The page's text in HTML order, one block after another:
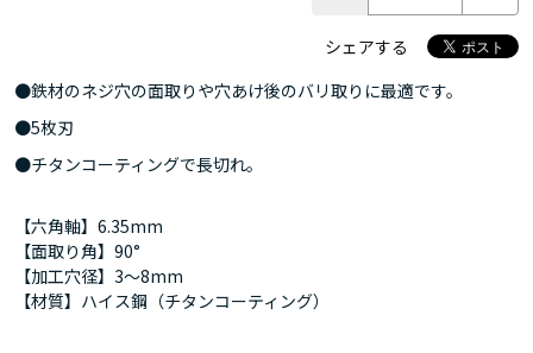
シェアする
●鉄材のネジ穴の面取りや穴あけ後のバリ取りに最適です。
●5枚刃
●チタンコーティングで長切れ。
【六角軸】6.35mm
【面取り角】90°
【加工穴径】3～8mm
【材質】ハイス鋼（チタンコーティング）